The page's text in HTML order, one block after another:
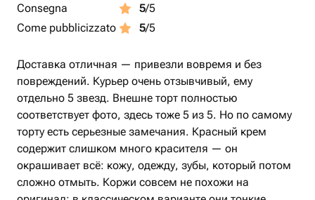
Consegna
5/5
Come pubblicizzato
5/5
Доставка отличная — привезли вовремя и без
повреждений. Курьер очень отзывчивый, ему
отдельно 5 звезд. Внешне торт полностью
соответствует фото, здесь тоже 5 из 5. Но по самому
торту есть серьезные замечания. Красный крем
содержит слишком много красителя — он
окрашивает всё: кожу, одежду, зубы, который потом
сложно отмыть. Коржи совсем не похожи на